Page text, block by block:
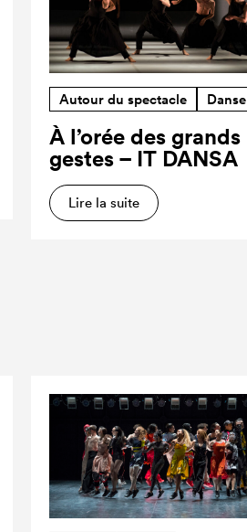
Autour du spectacle Danse
À l’orée des grands
gestes – IT DANSA
Lire la suite